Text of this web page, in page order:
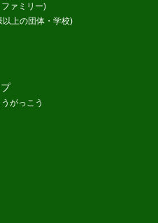
ァミリー)
上の団体・学校)
がっこう